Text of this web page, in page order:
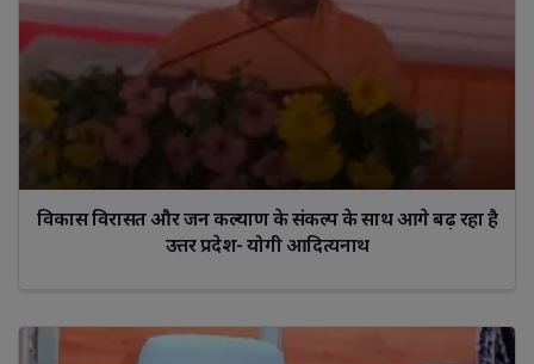
विकास विरासत और जन कल्याण के संकल्प के साथ आगे बढ़ रहा है
उत्तर प्रदेश- योगी आदित्यनाथ